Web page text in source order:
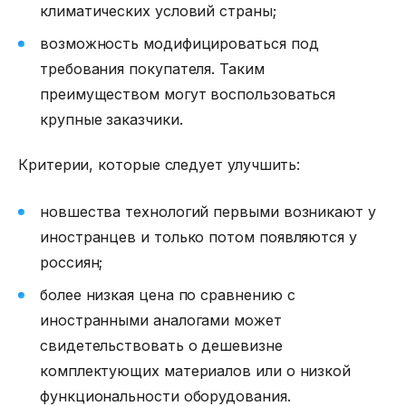
климатических условий страны;
возможность модифицироваться под
требования покупателя. Таким
преимуществом могут воспользоваться
крупные заказчики.
Критерии, которые следует улучшить:
новшества технологий первыми возникают у
иностранцев и только потом появляются у
россиян;
более низкая цена по сравнению с
иностранными аналогами может
свидетельствовать о дешевизне
комплектующих материалов или о низкой
функциональности оборудования.